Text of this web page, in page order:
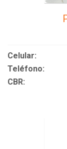
Celular:
Teléfono:
CBR: